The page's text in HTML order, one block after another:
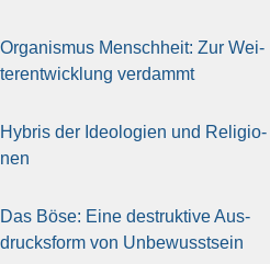
Orga­nis­mus Mensch­heit: Zur Wei­
ter­ent­wick­lung ver­dammt
Hybris der Ideo­lo­gien und Reli­gio­
nen
Das Böse: Eine destruk­ti­ve Aus­
drucks­form von Unbe­wusst­sein